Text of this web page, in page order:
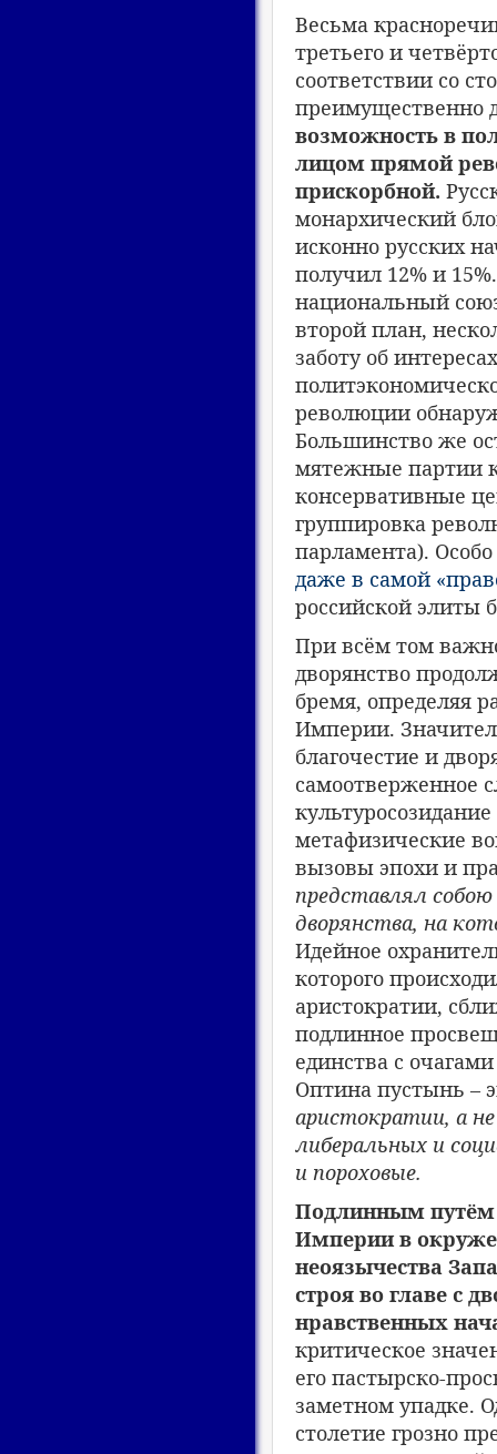
Весьма
третьего и
соответствии со
преимущественно
возможность в
лицом прямой
прискорбной.
монархический
исконно русских
получил 12% и
национальный
второй план,
заботу об
революции
Большинство же
мятежные партии
консервативные
группировка
парламента).
даже в самой
российской элиты
При всём том
дворянство
бремя, определяя
Империи.
благочестие и
самоотверженное
метафизические
вызовы эпохи и
представлял
дворянства, на
Идейное
которого
аристократии,
подлинное
единства с
Оптина пустынь –
аристократии, а
либеральных и
и пороховые.
Подлинным путём
Империи в
неоязычества
строя во главе с
нравственных
критическое
его пастырско-
заметном упадке.
столетие грозно